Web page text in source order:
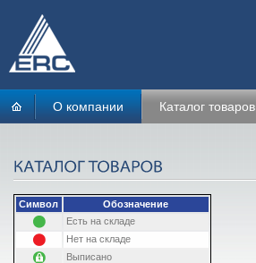
О компании Каталог товаров
Символ
Обозначение
Есть на складе
Нет на складе
Выписано